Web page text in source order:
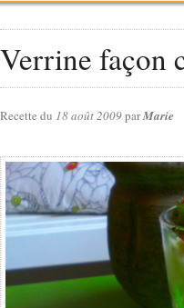
Verrine façon
Recette du 18 août 2009parMarie